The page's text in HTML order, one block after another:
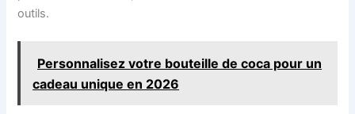
outils.
Personnalisez votre bouteille de coca pour un
cadeau unique en 2026